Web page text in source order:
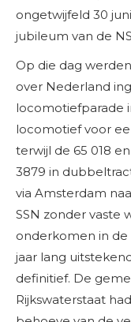
ongetwijfeld 30
jubileum van de
Op die dag
over Nederland
locomotiefparade
locomotief voor
terwijl de 65 018
3879 in
via Amsterdam
SSN zonder vaste
onderkomen in de
jaar lang
definitief. De
Rijkswaterstaat